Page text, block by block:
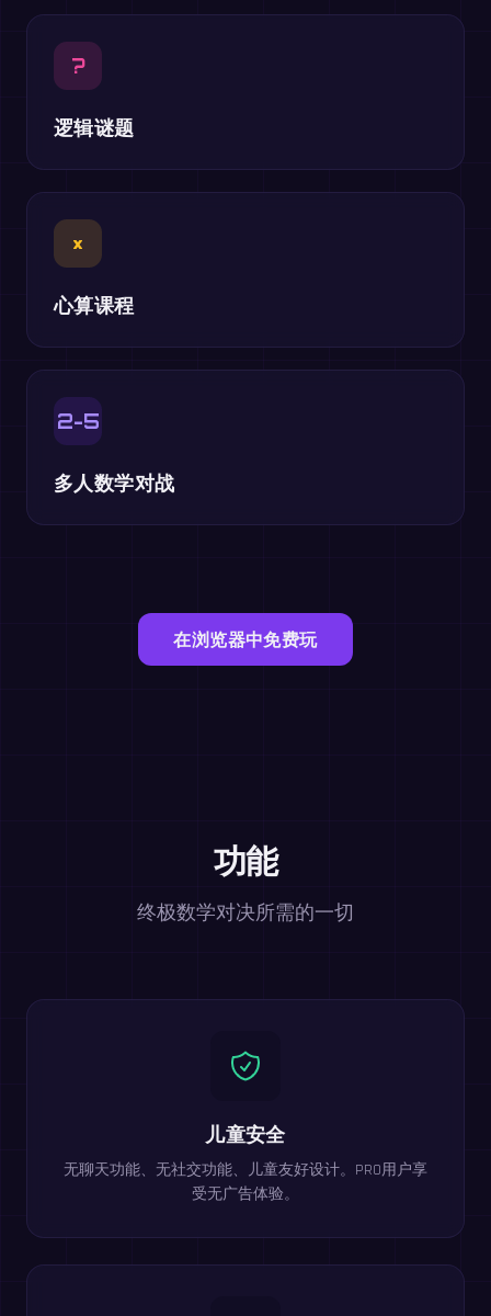
?
逻辑谜题
×
心算课程
2-5
多人数学对战
在浏览器中免费玩
功能
终极数学对决所需的一切
儿童安全
无聊天功能、无社交功能、儿童友好设计。PRO用户享
受无广告体验。